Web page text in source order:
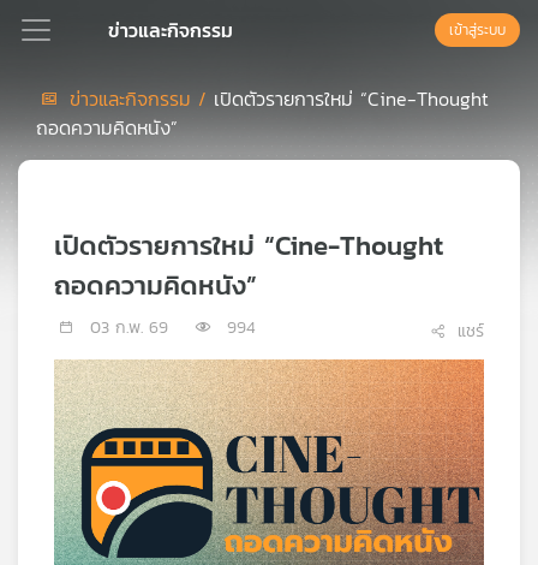
Podcast
แนะนำ
เข้าสู่ระบบ
ข่าวและกิจกรรม
ข่าวและกิจกรรม / เปิดตัวรายการใหม่ “Cine-Thought
ถอดความคิดหนัง”
เปิดตัวรายการใหม่ “Cine-Thought
ถอดความคิดหนัง”
03 ก.พ. 69 994 แชร์